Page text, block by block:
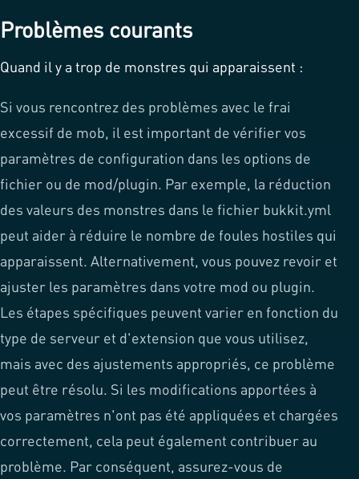
Problèmes courants
Quand il y a trop de monstres qui apparaissent :
Si vous rencontrez des problèmes avec le frai
excessif de mob, il est important de vérifier vos
paramètres de configuration dans les options de
fichier ou de mod/plugin. Par exemple, la réduction
des valeurs des monstres dans le fichier bukkit.yml
peut aider à réduire le nombre de foules hostiles qui
apparaissent. Alternativement, vous pouvez revoir et
ajuster les paramètres dans votre mod ou plugin.
Les étapes spécifiques peuvent varier en fonction du
type de serveur et d'extension que vous utilisez,
mais avec des ajustements appropriés, ce problème
peut être résolu. Si les modifications apportées à
vos paramètres n'ont pas été appliquées et chargées
correctement, cela peut également contribuer au
problème. Par conséquent, assurez-vous de